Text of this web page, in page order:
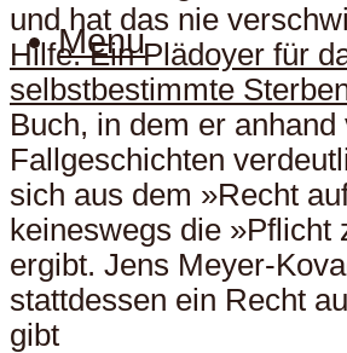
Menu
und hat das nie
Hilfe. Ein Plädoyer für
selbstbestimmte
Buch, in dem er anhand
Fallgeschichten
sich aus dem »Recht
keineswegs die »Pflicht
ergibt. Jens Meyer-
stattdessen ein Recht
gibt